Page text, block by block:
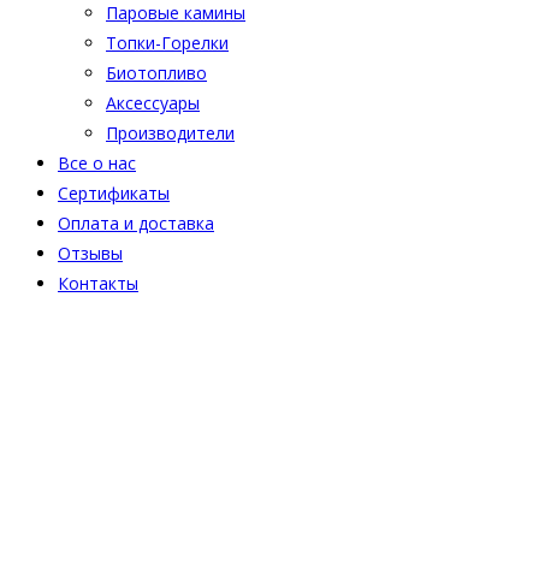
Паровые камины
Топки-Горелки
Биотопливо
Аксессуары
Производители
Все о нас
Сертификаты
Оплата и доставка
Отзывы
Контакты